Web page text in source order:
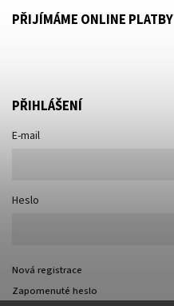
PŘIJÍMÁME ONLINE PLATBY
PŘIHLÁŠENÍ
E-mail
Heslo
Nová registrace
Zapomenuté heslo